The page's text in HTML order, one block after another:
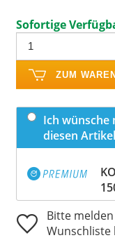
Sofortige
ZUM
Ich wünsche
diesen
Bitte
Wunschliste